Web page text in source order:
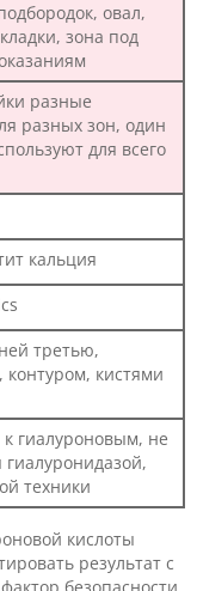
овал,
зона под
разные
разных зон, один
для всего
кальция
третью,
контуром, кистями
к гиалуроновым, не
гиалуронидазой,
техники
кислоты
результат с